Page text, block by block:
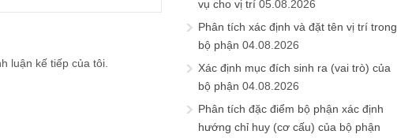
luận kế tiếp của tôi.
vụ cho vị trí 05.08.2026
Phân tích xác định và đặt tên vị trí trong
bộ phận 04.08.2026
Xác định mục đích sinh ra (vai trò) của
bộ phận 04.08.2026
Phân tích đặc điểm bộ phận xác định
hướng chỉ huy (cơ cấu) của bộ phận